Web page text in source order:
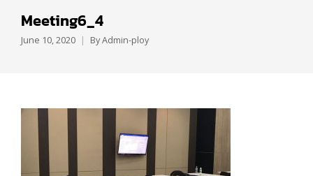
Meeting6_4
June 10, 2020 ByAdmin-ploy